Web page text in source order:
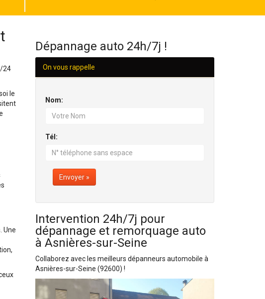
H/24
24
le
Une
Dépannage auto 24h/7j !
On vous rappelle
Nom:
Tél:
Envoyer »
Intervention 24h/7j pour
dépannage et remorquage auto
à Asnières-sur-Seine
Collaborez avec les meilleurs dépanneurs automobile à
Asnières-sur-Seine (92600) !